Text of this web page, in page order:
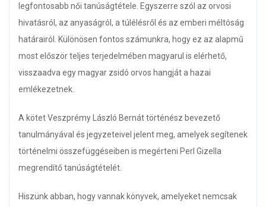
legfontosabb női tanúságtétele. Egyszerre szól az orvosi
hivatásról, az anyaságról, a túlélésről és az emberi méltóság
határairól. Különösen fontos számunkra, hogy ez az alapmű
most először teljes terjedelmében magyarul is elérhető,
visszaadva egy magyar zsidó orvos hangját a hazai
emlékezetnek.
A kötet Veszprémy László Bernát történész bevezető
tanulmányával és jegyzeteivel jelent meg, amelyek segítenek
történelmi összefüggéseiben is megérteni Perl Gizella
megrendítő tanúságtételét.
Hiszünk abban, hogy vannak könyvek, amelyeket nemcsak